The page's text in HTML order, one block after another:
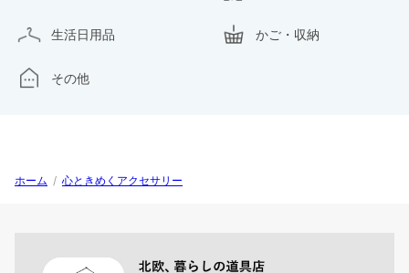
生活日用品 かご・収納
その他
ホーム / 心ときめくアクセサリー